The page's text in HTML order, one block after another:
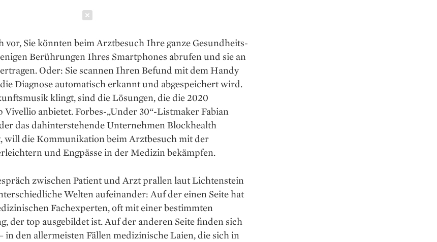
vor, Sie könnten beim Arztbesuch Ihre ganze Gesundheits­
­Berührungen Ihres Smartphones abrufen und sie an
Oder: Sie scannen Ihren Befund mit dem Handy
Diagnose automatisch erkannt und abge­speichert wird.
klingt, sind die Lösungen, die die 2020
Vivellio anbietet. Forbes-„Under 30“-Listmaker Fabian
das dahinterstehende Unternehmen Blockhealth
will die Kommunikation beim Arztbesuch mit der
und Engpässe in der Medizin bekämpfen.
zwischen Patient und Arzt prallen laut Lichtenstein
Welten aufeinander: Auf der einen Seite hat
Fachexperten, oft mit einer bestimmten
der top ausgebildet ist. Auf der anderen Seite finden sich
in den allermeisten Fällen medizinische Laien, die sich in